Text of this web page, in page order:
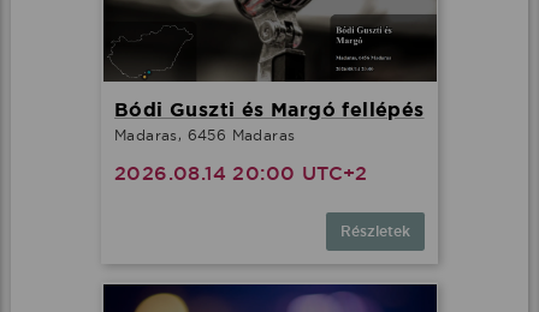
Bódi Guszti és Margó fellépés
Madaras, 6456 Madaras
2026.08.14 20:00 UTC+2
Részletek